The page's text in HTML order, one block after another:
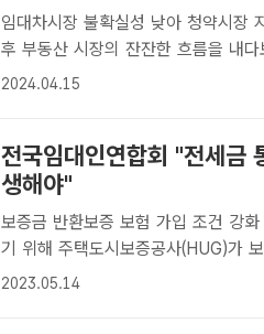
임대차시장 불확실성 낮아 청약시장 지역 양극화
후 부동산 시장의 잔잔한 흐름을 내
현상을 유지할 것으로 보인다. /더팩
2024.04.15
전국임대인연합회 "전세금
생해야"
보증금 반환보증 보험 가입 조건 강화 반발 임대인들이 전세사기
기 위해 주택도시보증공사(HUG)가
하는 것을 놓고 역전세를 부추기는
2023.05.14